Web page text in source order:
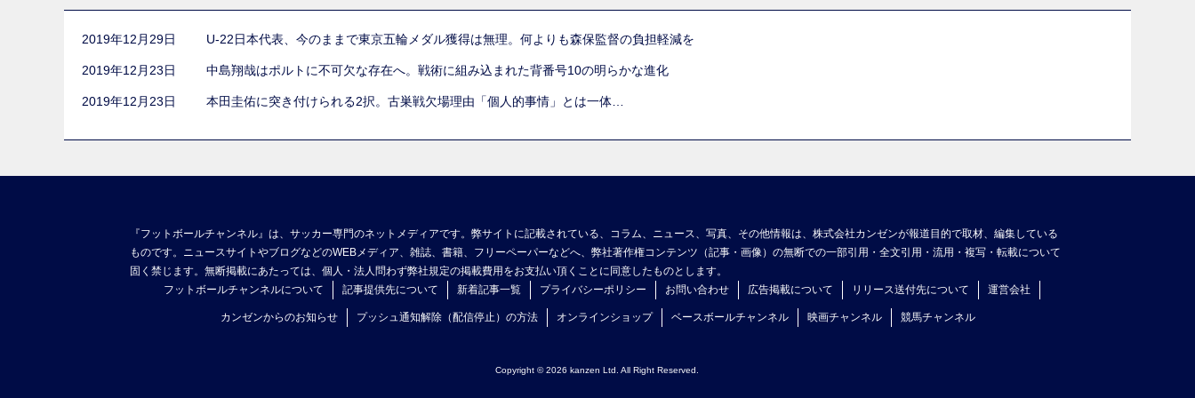
2019年12月29日 U-22日本代表、今のままで東京五輪メダル獲得は無理。何よりも森保監督の負担軽減を
2019年12月23日 中島翔哉はポルトに不可欠な存在へ。戦術に組み込まれた背番号10の明らかな進化
2019年12月23日 本田圭佑に突き付けられる2択。古巣戦欠場理由「個人的事情」とは一体…
『フットボールチャンネル』は、サッカー専門のネットメディアです。弊サイトに記載されている、コラム、ニュース、写真、その他情報は、株式会社カンゼンが報道目的で取材、編集している
ものです。ニュースサイトやブログなどのWEBメディア、雑誌、書籍、フリーペーパーなどへ、弊社著作権コンテンツ（記事・画像）の無断での一部引用・全文引用・流用・複写・転載について
固く禁じます。無断掲載にあたっては、個人・法人問わず弊社規定の掲載費用をお支払い頂くことに同意したものとします。
フットボールチャンネルについて
記事提供先について 新着記事一覧 プライバシーポリシー お問い合わせ 広告掲載について リリース送付先について 運営会社
カンゼンからのお知らせ プッシュ通知解除（配信停止）の方法 オンラインショップ ベースボールチャンネル 映画チャンネル 競馬チャンネル
Copyright © 2026 kanzen Ltd. All Right Reserved.